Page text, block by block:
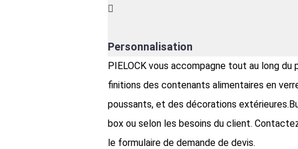
Personnalisation
PIELOCK vous accompagne tout au long
finitions des contenants alimentaires en
poussants, et des décorations
box ou selon les besoins du client.
le formulaire de demande de devis.